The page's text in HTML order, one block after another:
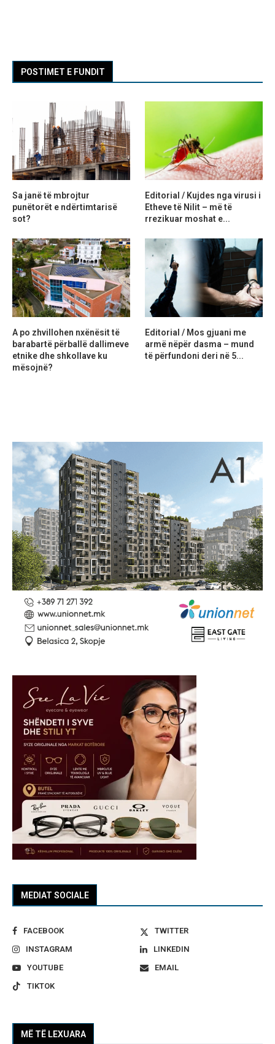
MEDIAT SOCIALE
FACEBOOK
TWITTER
INSTAGRAM
LINKEDIN
YOUTUBE
EMAIL
TIKTOK
MË TË LEXUARA
POSTIMET E FUNDIT
Sa janë të mbrojtur
punëtorët e ndërtimtarisë
sot?
Editorial / Kujdes nga virusi i
Etheve të Nilit – më të
rrezikuar moshat e...
A po zhvillohen nxënësit të
barabartë përballë dallimeve
etnike dhe shkollave ku
mësojnë?
Editorial / Mos gjuani me
armë nëpër dasma – mund
të përfundoni deri në 5...